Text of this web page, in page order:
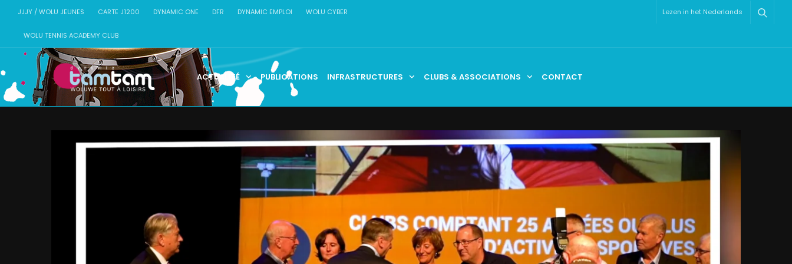
JJJY / WOLU JEUNES CARTE J1200 DYNAMIC ONE DFR DYNAMIC EMPLOI WOLU CYBER
WOLU TENNIS ACADEMY CLUB
Lezen in het Nederlands
ACTUALITÉ PUBLICATIONS INFRASTRUCTURES CLUBS & ASSOCIATIONS CONTACT